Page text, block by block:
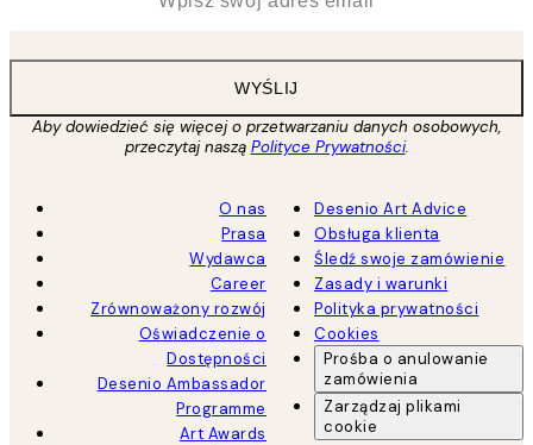
WYŚLIJ
Aby dowiedzieć się więcej o przetwarzaniu danych osobowych,
przeczytaj naszą Polityce Prywatności.
O nas
Prasa
Wydawca
Career
Zrównoważony rozwój
Oświadczenie o
Dostępności
Desenio Ambassador
Programme
Art Awards
Desenio Art Advice
Obsługa klienta
Śledź swoje zamówienie
Zasady i warunki
Polityka prywatności
Cookies
Prośba o anulowanie
zamówienia
Zarządzaj plikami
cookie